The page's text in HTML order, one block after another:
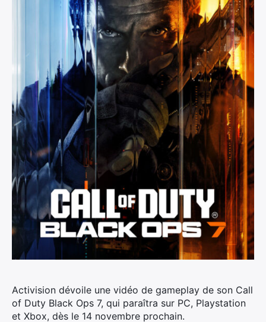
Activision dévoile une vidéo de gameplay de son Call
of Duty Black Ops 7, qui paraîtra sur PC, Playstation
et Xbox, dès le 14 novembre prochain.